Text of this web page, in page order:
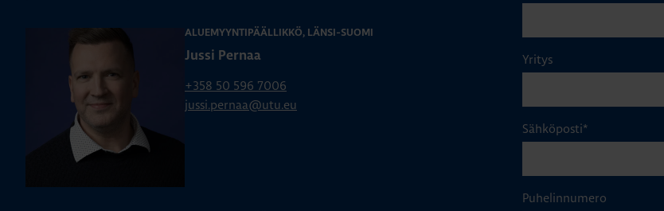
ALUEMYYNTIPÄÄLLIKKÖ, LÄNSI-SUOMI
Jussi Pernaa
+358 50 596 7006
jussi.pernaa@utu.eu
Yritys
Sähköposti*
Puhelinnumero